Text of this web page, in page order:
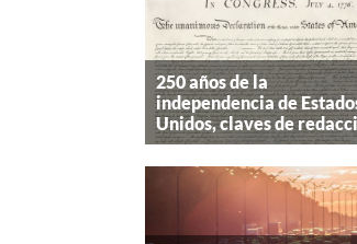
250 años de la
independencia de
Unidos, claves de